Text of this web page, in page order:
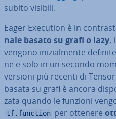
subito visibili.
Eager Execution è in
na­le basato su grafi o lazy,
vengono ini­zial­men­te
ne e solo in un secondo
versioni più recenti di
basata su grafi è ancora
za­ta quando le funzioni
tf.function per ottenere